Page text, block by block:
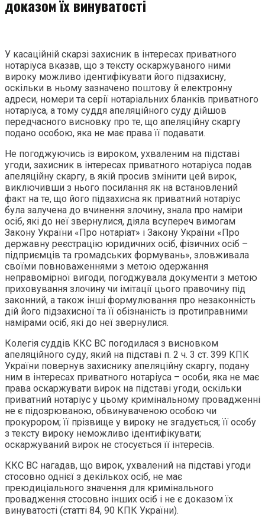
доказом їх винуватості
У касаційній скарзі захисник в інтересах приватного
нотаріуса вказав, що з тексту оскаржуваного ними
вироку можливо ідентифікувати його підзахисну,
оскільки в ньому зазначено поштову й електронну
адреси, номери та серії нотаріальних бланків приватного
нотаріуса, а тому суддя апеляційного суду дійшов
передчасного висновку про те, що апеляційну скаргу
подано особою, яка не має права її подавати.
Не погоджуючись із вироком, ухваленим на підставі
угоди, захисник в інтересах приватного нотаріуса подав
апеляційну скаргу, в якій просив змінити цей вирок,
виключивши з нього посилання як на встановлений
факт на те, що його підзахисна як приватний нотаріус
була залучена до вчинення злочину, знала про наміри
осіб, які до неї звернулися, діяла всупереч вимогам
Закону України «Про нотаріат» і Закону України «Про
державну реєстрацію юридичних осіб, фізичних осіб –
підприємців та громадських формувань», зловживала
своїми повноваженнями з метою одержання
неправомірної вигоди, погоджувала документи з метою
приховування злочину чи імітації цього правочину під
законний, а також інші формулювання про незаконність
дій його підзахисної та її обізнаність із протиправними
намірами осіб, які до неї звернулися.
Колегія суддів ККС ВС погодилася з висновком
апеляційного суду, який на підставі п. 2 ч. 3 ст. 399 КПК
України повернув захиснику апеляційну скаргу, подану
ним в інтересах приватного нотаріуса – особи, яка не має
права оскаржувати вирок на підставі угоди, оскільки
приватний нотаріус у цьому кримінальному провадженні
не є підозрюваною, обвинуваченою особою чи
прокурором; її прізвище у вироку не згадується; її особу
з тексту вироку неможливо ідентифікувати;
оскаржуваний вирок не стосується її інтересів.
ККС ВС нагадав, що вирок, ухвалений на підставі угоди
стосовно однієї з декількох осіб, не має
преюдиціального значення для кримінального
провадження стосовно інших осіб і не є доказом їх
винуватості (статті 84, 90 КПК України).